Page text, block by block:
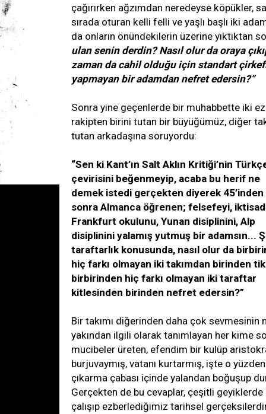
çağırırken ağzımdan neredeyse köpükler,
sırada oturan kelli felli ve yaşlı başlı iki
da onların önündekilerin üzerine yıktıktan
ulan senin derdin? Nasıl olur da oraya
zaman da cahil olduğu için standart
yapmayan bir adamdan nefret edersin?”
Sonra yine geçenlerde bir muhabbette iki
rakipten birini tutan bir büyüğümüz, diğer
tutan arkadaşına soruyordu:
“Sen ki Kant’ın Salt Aklın Kritiği’nin
çevirisini beğenmeyip, acaba bu herif ne
demek istedi gerçekten diyerek 45’inden
sonra Almanca öğrenen; felsefeyi,
Frankfurt okulunu, Yunan disiplinini, Alp
disiplinini yalamış yutmuş bir adamsın...
taraftarlık konusunda, nasıl olur da
hiç farkı olmayan iki takımdan birinden
birbirinden hiç farkı olmayan iki taraftar
kitlesinden birinden nefret edersin?”
Bir takımı diğerinden daha çok
yakından ilgili olarak tanımlayan her kime
mucibeler üreten, efendim bir kulüp
burjuvaymış, vatanı kurtarmış, işte o
çıkarma çabası içinde yalandan boğuşup
Gerçekten de bu cevaplar, çeşitli
çalışıp ezberlediğimiz tarihsel